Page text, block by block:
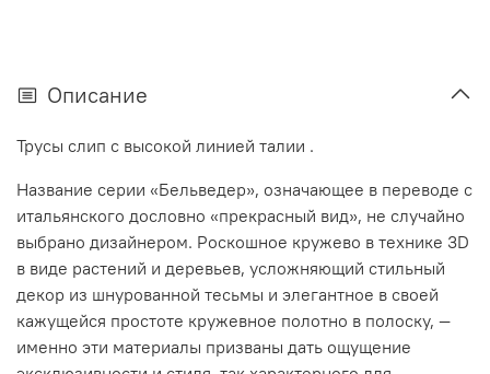
Описание
Трусы слип с высокой линией талии .
Название серии «Бельведер», означающее в переводе с
итальянского дословно «прекрасный вид», не случайно
выбрано дизайнером. Роскошное кружево в технике 3D
в виде растений и деревьев, усложняющий стильный
декор из шнурованной тесьмы и элегантное в своей
кажущейся простоте кружевное полотно в полоску, —
именно эти материалы призваны дать ощущение